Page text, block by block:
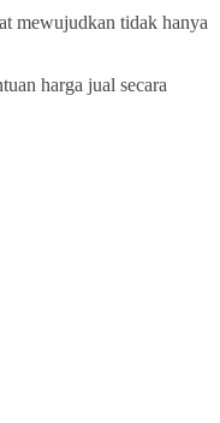
mewujudkan tidak hanya
harga jual secara